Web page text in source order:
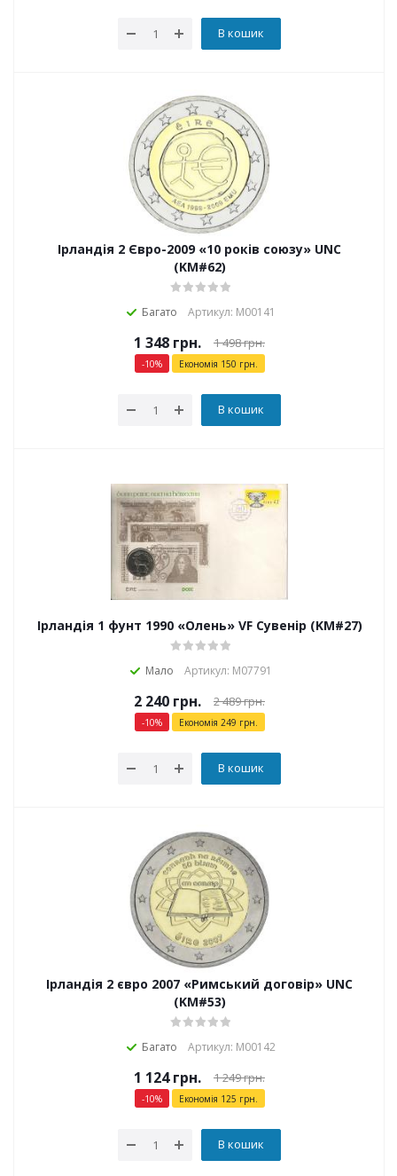
В кошик
Ірландія 2 Євро-2009 «10 років союзу» UNC
(KM#62)
Багато Артикул: М00141
1 348 грн. 1 498грн.
-10% Економія 150 грн.
В кошик
Ірландія 1 фунт 1990 «Олень» VF Сувенір (KM#27)
Мало Артикул: М07791
2 240 грн. 2 489грн.
-10% Економія 249 грн.
В кошик
Ірландія 2 євро 2007 «Римський договір» UNC
(KM#53)
Багато Артикул: М00142
1 124грн. 1 249грн.
-10% Економія 125 грн.
В кошик